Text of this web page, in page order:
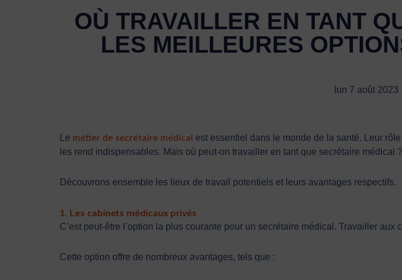
OÙ TRAVAILLER EN TANT
LES MEILLEURES
lun 7 août 2023
Le métier de secrétaire médical est essentiel dans le monde de la santé. Leur
les rend indispensables. Mais où peut-on travailler en tant que secrétaire médical ?
Découvrons ensemble les lieux de travail potentiels et leurs avantages respectifs.
1. Les cabinets médicaux privés
C’est peut-être l’option la plus courante pour un secrétaire médical. Travailler
Cette option offre de nombreux avantages, tels que :